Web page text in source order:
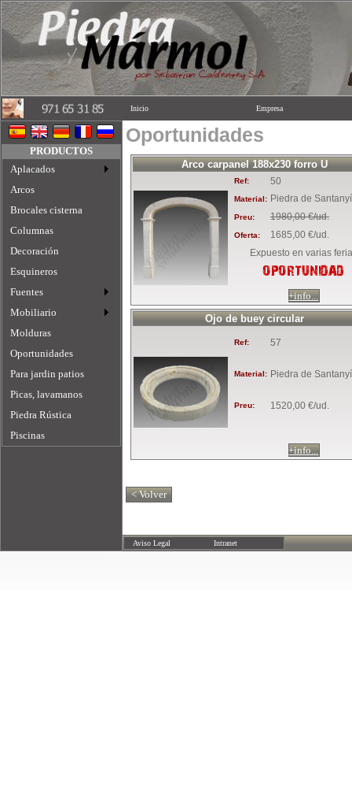
Inicio Empresa
PRODUCTOS
Aplacados
Arcos
Brocales cisterna
Columnas
Decoración
Esquineros
Fuentes
Mobiliario
Molduras
Oportunidades
Para jardin patios
Picas, lavamanos
Piedra Rústica
Piscinas
Oportunidades
Arco carpanel 188x230 forro U
Ref: 50
Material: Piedra de Santanyí
Preu: 1980,00 €/ud.
Oferta:
1685,00 €/ud.
Expuesto en varias
OPORTUNIDAD
+info...
Ojo de buey circular
Ref: 57
Material: Piedra de Santanyí
Preu: 1520,00 €/ud.
+info...
Aviso Legal Intranet